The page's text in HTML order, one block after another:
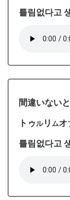
틀림없다고
間違いない
トゥルリ ムオ
틀림없다고